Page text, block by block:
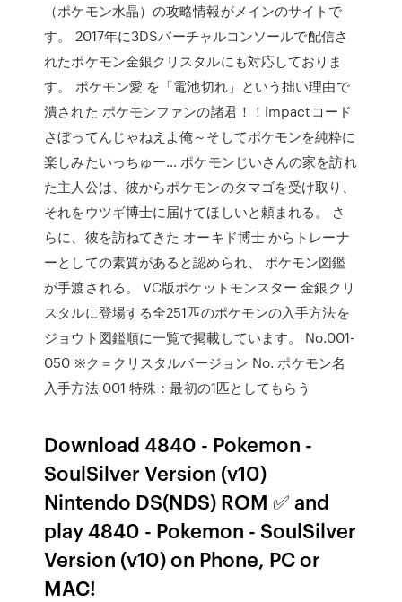
（ポケモン水晶）の攻略情報がメインのサイトで
す。 2017年に3DSバーチャルコンソールで配信さ
れたポケモン金銀クリスタルにも対応しておりま
す。 ポケモン愛 を「電池切れ」という拙い理由で
潰された ポケモンファンの諸君！！impactコード
さぼってんじゃねえよ俺～そしてポケモンを純粋に
楽しみたいっちゅー… ポケモンじいさんの家を訪れ
た主人公は、彼からポケモンのタマゴを受け取り、
それをウツギ博士に届けてほしいと頼まれる。 さ
らに、彼を訪ねてきた オーキド博士 からトレーナ
ーとしての素質があると認められ、 ポケモン図鑑
が手渡される。 VC版ポケットモンスター 金銀クリ
スタルに登場する全251匹のポケモンの入手方法を
ジョウト図鑑順に一覧で掲載しています。 No.001-
050 ※ク＝クリスタルバージョン No. ポケモン名
入手方法 001 特殊：最初の1匹としてもらう
Download 4840 - Pokemon -
SoulSilver Version (v10)
Nintendo DS(NDS) ROM ✅ and
play 4840 - Pokemon - SoulSilver
Version (v10) on Phone, PC or
MAC!